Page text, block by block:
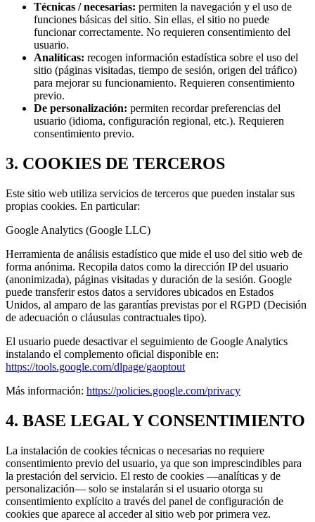
Técnicas / necesarias: permiten la navegación y el uso de
funciones básicas del sitio. Sin ellas, el sitio no puede
funcionar correctamente. No requieren consentimiento del
usuario.
Analíticas: recogen información estadística sobre el uso del
sitio (páginas visitadas, tiempo de sesión, origen del tráfico)
para mejorar su funcionamiento. Requieren consentimiento
previo.
De personalización: permiten recordar preferencias del
usuario (idioma, configuración regional, etc.). Requieren
consentimiento previo.
3. COOKIES DE TERCEROS
Este sitio web utiliza servicios de terceros que pueden instalar sus
propias cookies. En particular:
Google Analytics (Google LLC)
Herramienta de análisis estadístico que mide el uso del sitio web de
forma anónima. Recopila datos como la dirección IP del usuario
(anonimizada), páginas visitadas y duración de la sesión. Google
puede transferir estos datos a servidores ubicados en Estados
Unidos, al amparo de las garantías previstas por el RGPD (Decisión
de adecuación o cláusulas contractuales tipo).
El usuario puede desactivar el seguimiento de Google Analytics
instalando el complemento oficial disponible en:
https://tools.google.com/dlpage/gaoptout
Más información: https://policies.google.com/privacy
4. BASE LEGAL Y CONSENTIMIENTO
La instalación de cookies técnicas o necesarias no requiere
consentimiento previo del usuario, ya que son imprescindibles para
la prestación del servicio. El resto de cookies —analíticas y de
personalización— solo se instalarán si el usuario otorga su
consentimiento explícito a través del panel de configuración de
cookies que aparece al acceder al sitio web por primera vez.